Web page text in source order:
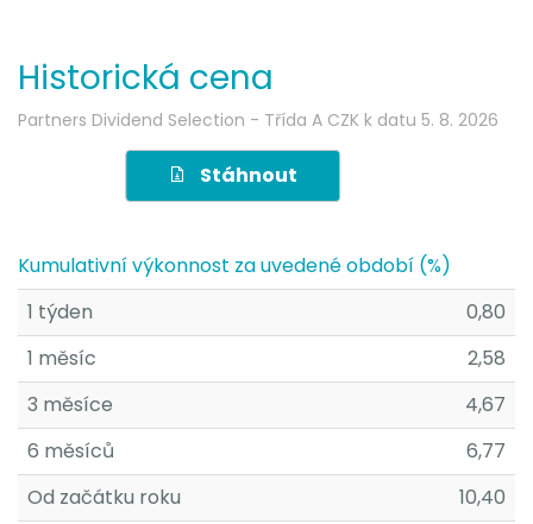
Historická cena
Partners Dividend Selection - Třída A CZK k datu 5. 8. 2026
Stáhnout
Kumulativní výkonnost za uvedené období (%)
1 týden
0,80
1 měsíc
2,58
3 měsíce
4,67
6 měsíců
6,77
Od začátku roku
10,40